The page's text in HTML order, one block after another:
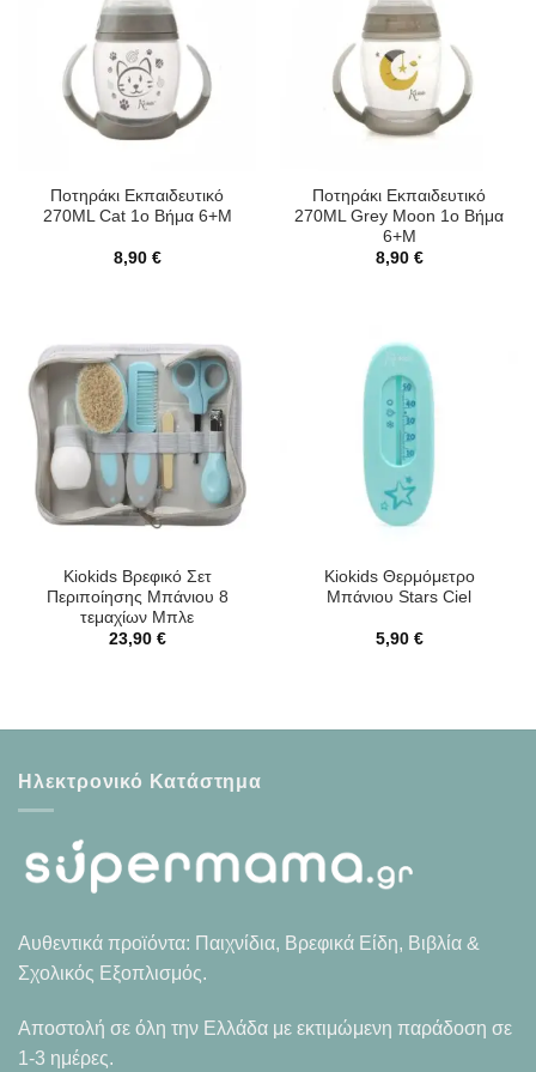
Ποτηράκι Εκπαιδευτικό
270ML Cat 1ο Βήμα 6+Μ
8,90 €
Ποτηράκι Εκπαιδευτικό
270ML Grey Moon 1ο Βήμα
6+Μ
8,90 €
Kiokids Βρεφικό Σετ
Περιποίησης Μπάνιου 8
τεμαχίων Μπλε
23,90 €
Kiokids Θερμόμετρο
Μπάνιου Stars Ciel
5,90 €
Ηλεκτρονικό Κατάστημα
Αυθεντικά προϊόντα: Παιχνίδια, Βρεφικά Είδη, Βιβλία &
Σχολικός Εξοπλισμός.
Αποστολή σε όλη την Ελλάδα με εκτιμώμενη παράδοση σε
1-3 ημέρες.